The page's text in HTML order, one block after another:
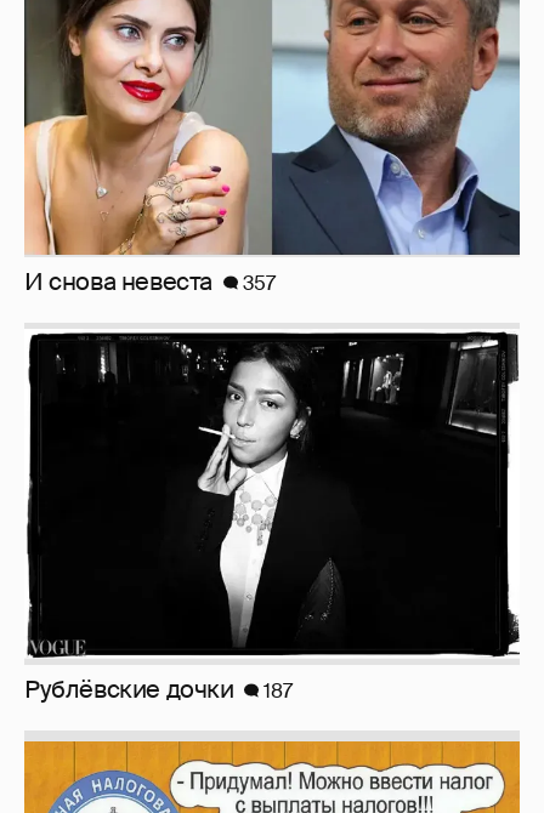
И снова невеста 357
Рублёвские дочки 187